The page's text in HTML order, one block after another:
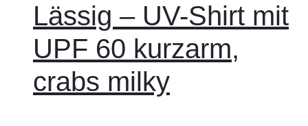
Lässig – UV-Shirt mit
UPF 60 kurzarm,
crabs milky